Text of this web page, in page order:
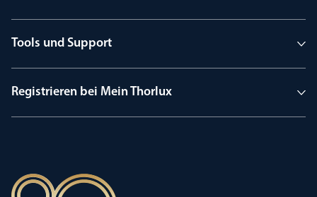
Tools und Support
Registrieren bei Mein Thorlux